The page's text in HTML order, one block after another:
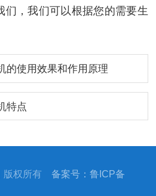
们，我们可以根据您的需要生
的使用效果和作用原理
特点
版权所有备案号：鲁ICP备